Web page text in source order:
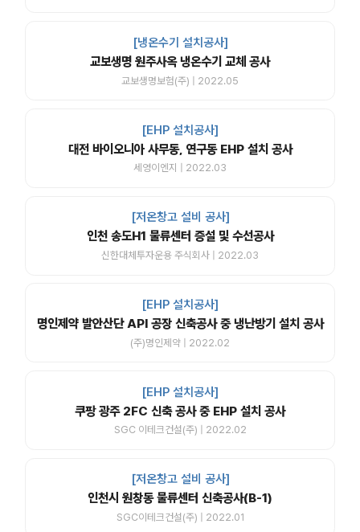
[냉온수기 설치공사]
교보생명 원주사옥 냉온수기 교체 공사
교보생명보험(주) | 2022.05
[EHP 설치공사]
대전 바이오니아 사무동, 연구동 EHP 설치 공사
세영이엔지 | 2022.03
[저온창고 설비 공사]
인천 송도H1 물류센터 증설 및 수선공사
신한대체투자운용 주식회사 | 2022.03
[EHP 설치공사]
명인제약 발안산단 API 공장 신축공사 중 냉난방기 설치 공사
(주)명인제약 | 2022.02
[EHP 설치공사]
쿠팡 광주 2FC 신축 공사 중 EHP 설치 공사
SGC 이테크건설(주) | 2022.02
[저온창고 설비 공사]
인천시 원창동 물류센터 신축공사(B-1)
SGC이테크건설(주) | 2022.01